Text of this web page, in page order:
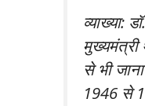
व्याख्या:
मुख्यमंत्री
से भी
1946 से